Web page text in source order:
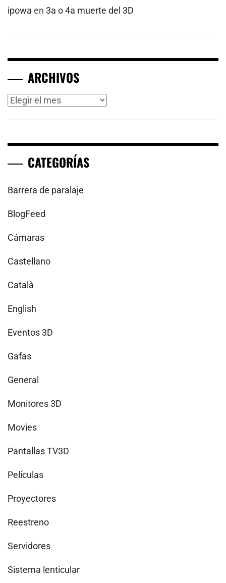
ipowa en 3a o 4a muerte del 3D
ARCHIVOS
Archivos
CATEGORÍAS
Barrera de paralaje
BlogFeed
Cámaras
Castellano
Català
English
Eventos 3D
Gafas
General
Monitores 3D
Movies
Pantallas TV3D
Películas
Proyectores
Reestreno
Servidores
Sistema lenticular